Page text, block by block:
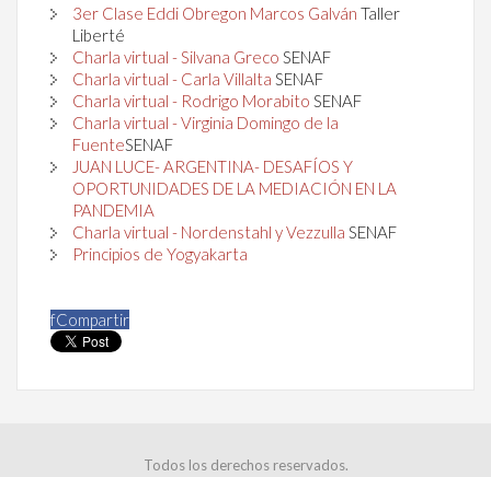
3er Clase Eddi Obregon Marcos Galván Taller
Liberté
Charla virtual - Silvana Greco SENAF
Charla virtual - Carla Villalta SENAF
Charla virtual - Rodrigo Morabito SENAF
Charla virtual - Virginia Domingo de la
FuenteSENAF
JUAN LUCE- ARGENTINA- DESAFÍOS Y
OPORTUNIDADES DE LA MEDIACIÓN EN LA
PANDEMIA
Charla virtual - Nordenstahl y Vezzulla SENAF
Principios de Yogyakarta
fCompartir
Todos los derechos reservados.